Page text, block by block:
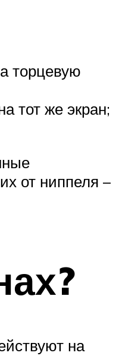
торцевую
тот же экран;
от ниппеля –
на